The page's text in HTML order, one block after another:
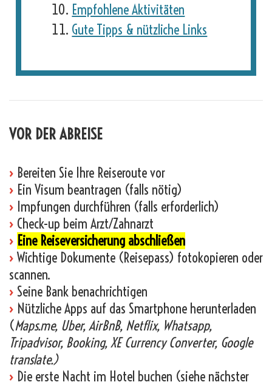
Empfohlene Aktivitäten
Gute Tipps & nützliche Links
VOR DER ABREISE
› Bereiten Sie Ihre Reiseroute vor
› Ein Visum beantragen (falls nötig)
› Impfungen durchführen (falls erforderlich)
› Check-up beim Arzt/Zahnarzt
› Eine Reiseversicherung abschließen
› Wichtige Dokumente (Reisepass) fotokopieren oder
scannen.
› Seine Bank benachrichtigen
› Nützliche Apps auf das Smartphone herunterladen
(Maps.me, Uber, AirBnB, Netflix, Whatsapp,
Tripadvisor, Booking, XE Currency Converter, Google
translate.)
› Die erste Nacht im Hotel buchen (siehe nächster